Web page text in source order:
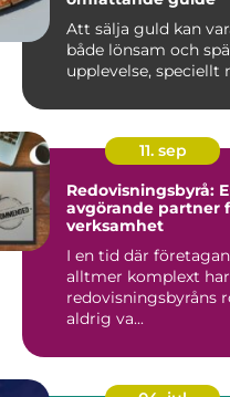
Att sälja guld kan
både lönsam och
upplevelse, speciellt
11. sep
Redovisningsbyrå:
avgörande partner
verksamhet
I en tid där
alltmer komplext har
redovisningsbyråns
aldrig va...